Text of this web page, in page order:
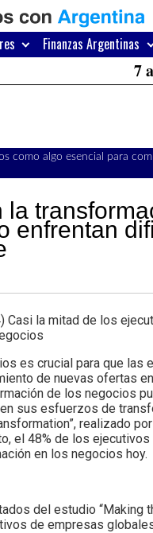
Finanzas Argentinas
7
como algo esencial para
enfrentan
Casi la mitad de los
es crucial para que
de nuevas ofertas
de los negocios
sus esfuerzos de
realizado
el 48% de los
en los negocios hoy.
del estudio “Making
de empresas